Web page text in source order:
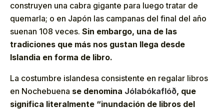
construyen una cabra gigante para luego tratar de
quemarla; o en Japón las campanas del final del año
suenan 108 veces. Sin embargo, una de las
tradiciones que más nos gustan llega desde
Islandia en forma de libro.
La costumbre islandesa consistente en regalar libros
en Nochebuena se denomina Jólabókaflóð, que
significa literalmente “inundación de libros del